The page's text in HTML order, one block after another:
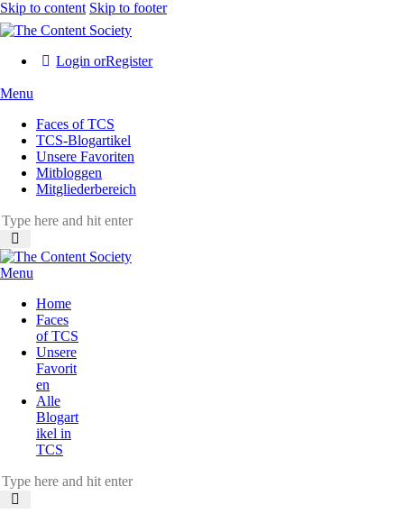
Skip to content Skip to footer
Login orRegister
Menu
Faces of TCS
TCS-Blogartikel
Unsere Favoriten
Mitbloggen
Mitgliederbereich
Menu
Home
Faces
of TCS
Unsere
Favorit
en
Alle
Blogart
ikel in
TCS